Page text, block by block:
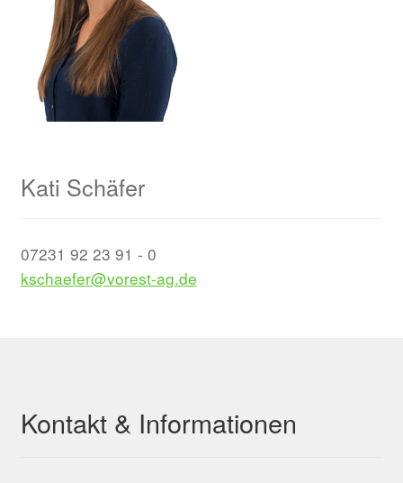
Kati Schäfer
07231 92 23 91 - 0
kschaefer@vorest-ag.de
Kontakt & Informationen